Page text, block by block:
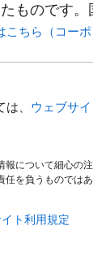
ものです
ちら（コーポ
、 ウェブサ
について細心の
を負うものでは
ト利用規定